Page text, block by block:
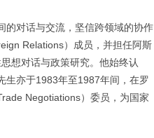
的对话与交流，坚信跨领域的协作
Relations）成员，并担任阿斯
想对话与政策研究。他始终认
生亦于1983年至1987年间，在罗
Negotiations）委员，为国家